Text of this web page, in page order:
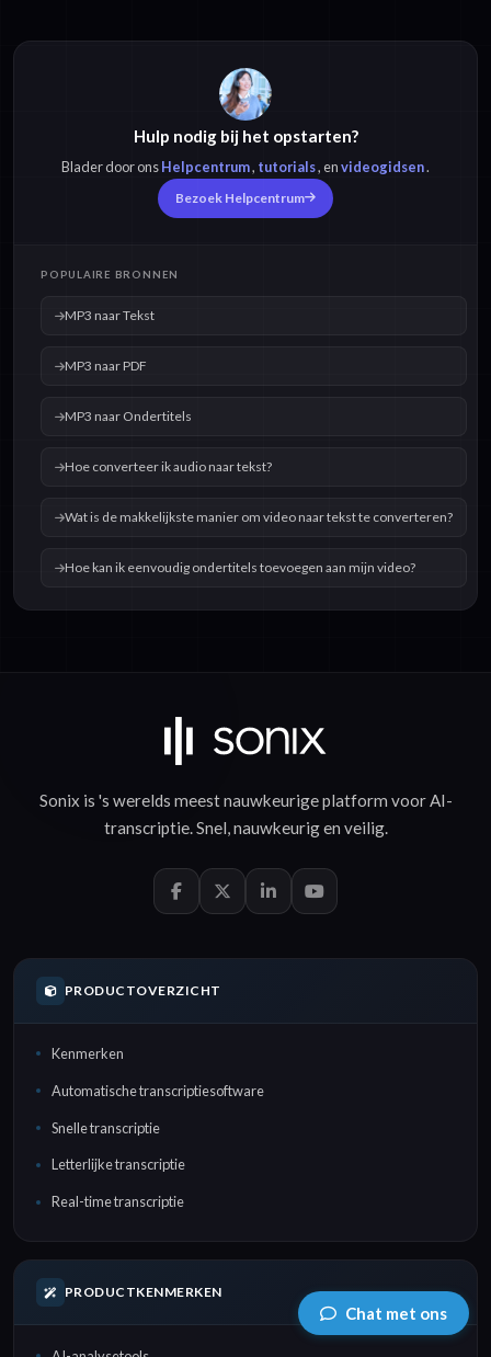
Hulp nodig bij het opstarten?
Blader door onsHelpcentrum, tutorials, envideogidsen.
Bezoek Helpcentrum
POPULAIRE BRONNEN
MP3 naar Tekst
MP3 naar PDF
MP3 naar Ondertitels
Hoe converteer ik audio naar tekst?
Wat is de makkelijkste manier om video naar tekst te converteren?
Hoe kan ik eenvoudig ondertitels toevoegen aan mijn video?
Sonix is 's werelds meest nauwkeurige platform voor AI-
transcriptie. Snel nauwkeurigen veilig.
PRODUCTOVERZICHT
Kenmerken
Automatische transcriptiesoftware
Snelle transcriptie
Letterlijke transcriptie
Real-time transcriptie
PRODUCTKENMERKEN
Chat met ons